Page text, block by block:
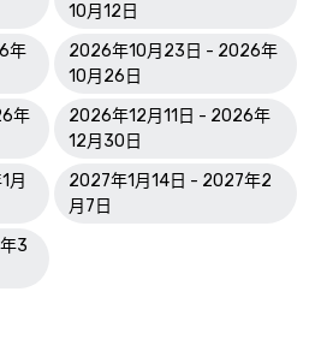
10月12日
年
2026年10月23日 - 2026年
10月26日
年
2026年12月11日 - 2026年
12月30日
月
2027年1月14日 - 2027年2
月7日
3